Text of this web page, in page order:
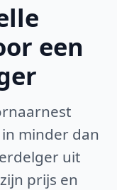
een
minder dan
uit
prijs en